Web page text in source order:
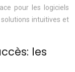
pour les logiciels
intuitives et
les